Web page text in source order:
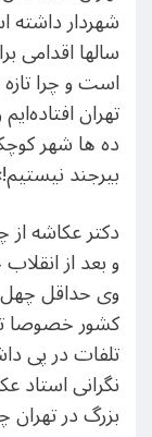
شهردار
سالها اقدامی
تهران
ده ها شهر
بیرجند
دکتر عکاشه
و بعد از
وی حداقل چهل
کشور خصوصا
تلفات در پی
نگرانی استاد
بزرگ در